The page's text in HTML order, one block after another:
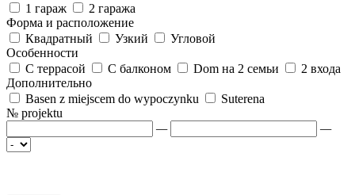
1 гараж
2 гаража
Форма и расположение
Квадратный
Узкий
Угловой
Особенности
С террасой
С балконом Dom на 2 семьи
2 входа
Дополнительно
Basen z miejscem do wypoczynku
Suterena
№ projektu
—
—